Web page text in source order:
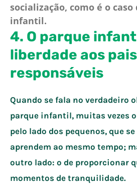
socialização, como é o
infantil.
4. O parque
liberdade aos
responsáveis
Quando se fala no verdadeiro
parque infantil, muitas vezes
pelo lado dos pequenos, que
aprendem ao mesmo tempo;
outro lado: o de proporcionar
momentos de tranquilidade.